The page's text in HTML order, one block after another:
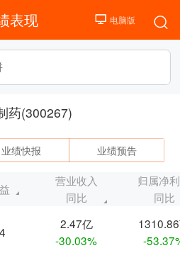
表现
药(300267)
业绩快报 业绩预告
营业收入
同比
归属净
同比
2.47亿
-30.03%
-